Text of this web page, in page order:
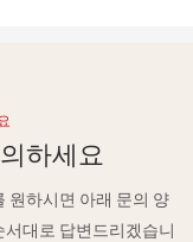
하세요
원하시면 아래 문의 양
대로 답변드리겠습니